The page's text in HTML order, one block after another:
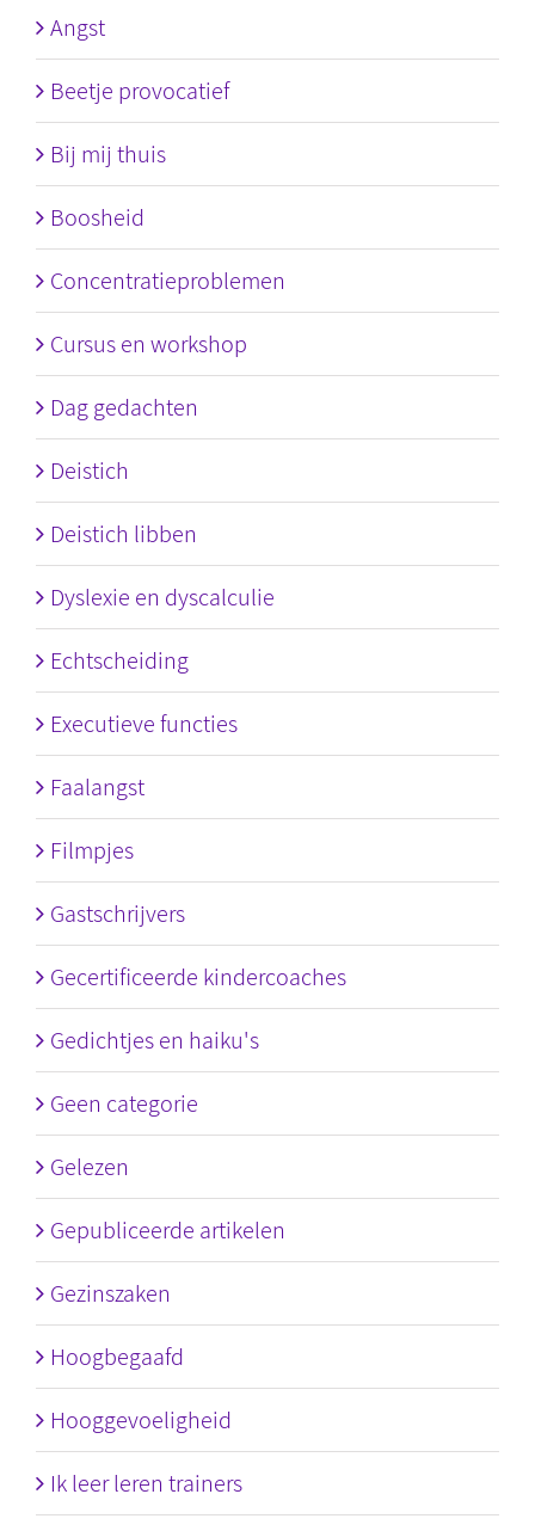
Angst
Beetje provocatief
Bij mij thuis
Boosheid
Concentratieproblemen
Cursus en workshop
Dag gedachten
Deistich
Deistich libben
Dyslexie en dyscalculie
Echtscheiding
Executieve functies
Faalangst
Filmpjes
Gastschrijvers
Gecertificeerde kindercoaches
Gedichtjes en haiku's
Geen categorie
Gelezen
Gepubliceerde artikelen
Gezinszaken
Hoogbegaafd
Hooggevoeligheid
Ik leer leren trainers